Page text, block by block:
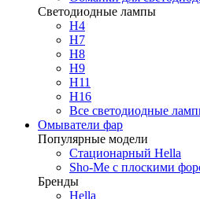
Светодиодные лампы
H4
H7
H8
H9
H11
H16
Все светодиодные
Омыватели фар
Популярные модели
Стационарный Hella
Sho-Me с плоскими
Бренды
Hella